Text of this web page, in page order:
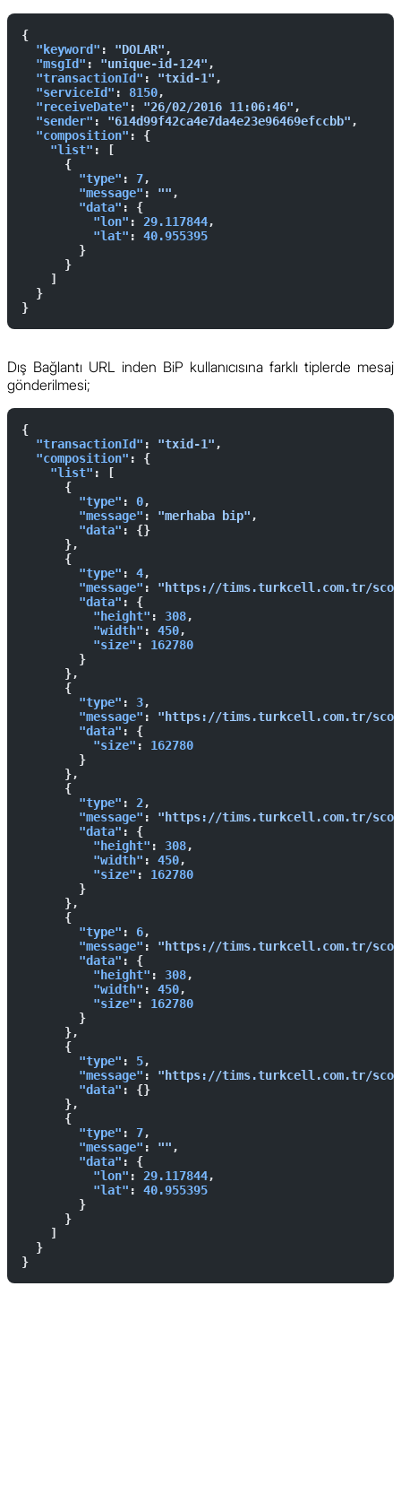
{
  "keyword"
: "DOLAR" ,
  "msgId"
: "unique-id-124" ,
  "transactionId"
: "txid-1" ,
  "serviceId"
: 8150,
  "receiveDate"
: "26/02/2016 11:06:46" ,
  "sender"
: "614d99f42ca4e7da4e23e96469efccbb" ,
  "composition"
: {
    "list"
: [
      {
        "type"
: 7,
        "message"
: "" ,
        "data"
: {
          "lon"
: 29.117844,
          "lat"
: 40.955395
        }
      }
    ]
  }
}
Dış Bağlantı URL inden BiP kullanıcısına farklı tiplerde mesaj
gönderilmesi;
{
  "transactionId"
: "txid-1" ,
  "composition"
: {
    "list"
: [
      {
        "type"
: 0,
        "message"
: "merhaba bip" ,
        "data"
: {}
      },
      {
        "type"
: 4,
        "message"
: "https://tims.turkcell.com.tr/scontent/
        "data"
: {
          "height"
: 308,
          "width"
: 450,
          "size"
: 162780
        }
      },
      {
        "type"
: 3,
        "message"
: "https://tims.turkcell.com.tr/scontent/
        "data"
: {
          "size"
: 162780
        }
      },
      {
        "type"
: 2,
        "message"
: "https://tims.turkcell.com.tr/scontent/
        "data"
: {
          "height"
: 308,
          "width"
: 450,
          "size"
: 162780
        }
      },
      {
        "type"
: 6,
        "message"
: "https://tims.turkcell.com.tr/
        "data"
: {
          "height"
: 308,
          "width"
: 450,
          "size"
: 162780
        }
      },
      {
        "type"
: 5,
        "message"
: "https://tims.turkcell.com.tr/
        "data"
: {}
      },
      {
        "type"
: 7,
        "message"
: "" ,
        "data"
: {
          "lon"
: 29.117844,
          "lat"
: 40.955395
        }
      }
    ]
  }
}